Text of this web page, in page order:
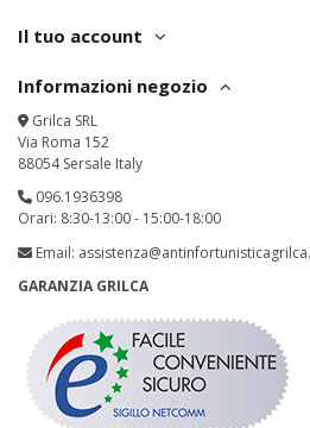
Il tuo account
Informazioni negozio
Grilca SRL
Via Roma 152
88054 Sersale Italy
096.1936398
Orari: 8:30-13:00 - 15:00-18:00
Email:
GARANZIA GRILCA